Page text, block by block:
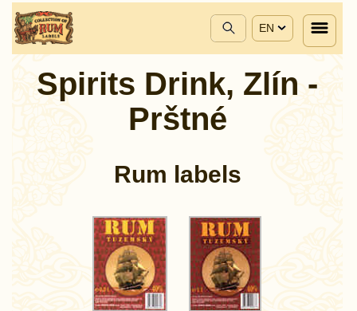
EN
Spirits Drink, Zlín -
Prštné
Rum labels